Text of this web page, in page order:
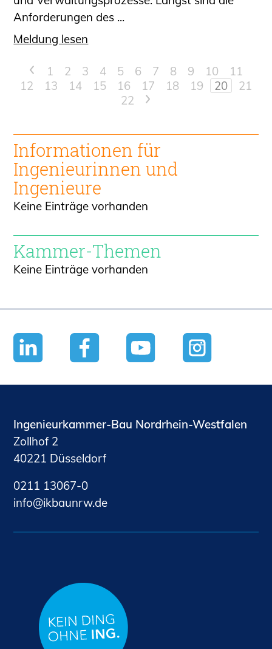
Anforderungen des ...
Meldung lesen
< 1 2 3 4 5 6 7 8 9 10
11
12
13 14 15 16 17 18 19 20
21
22
>
Informationen für
Ingenieurinnen und
Ingenieure
Keine Einträge vorhanden
Kammer-Themen
Keine Einträge vorhanden
Ingenieurkammer-Bau Nordrhein-Westfalen
Zollhof 2
40221 Düsseldorf
0211 13067-0
nf
kb nrwd